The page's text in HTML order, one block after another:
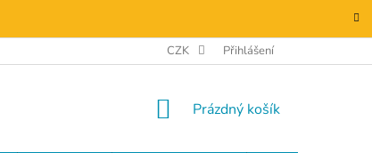
CZK Přihlášení
NÁKUPNÍ
Prázdný košík